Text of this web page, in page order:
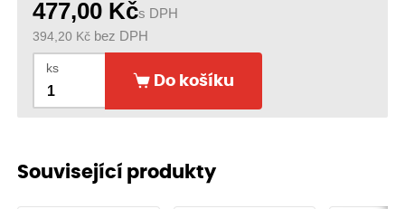
477,00 Kčs DPH
394,20 Kč bez DPH
ks
Do košíku
Související produkty